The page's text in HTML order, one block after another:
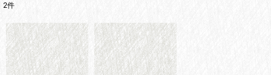
並び順:
2件